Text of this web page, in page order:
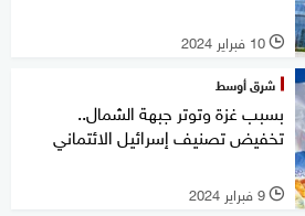
l 10 فبراير 2024
شرق أوسط
بسبب غزة وتوتر جبهة الشمال..
تخفيض تصنيف إسرائيل الائتماني
l 9 فبراير 2024